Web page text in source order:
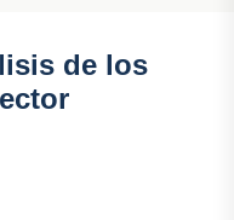
de los